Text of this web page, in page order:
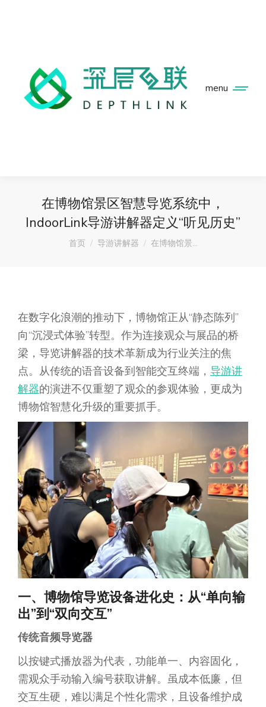
menu
在博物馆景区智慧导览系统中，
IndoorLink导游讲解器定义“听见历史”
您在这里：
首页 导游讲解器 在博物馆景…
在数字化浪潮的推动下，博物馆正从“静态陈列”
向“沉浸式体验”转型。作为连接观众与展品的桥
梁，导览讲解器的技术革新成为行业关注的焦
点。从传统的语音设备到智能交互终端， 导游讲
解器的演进不仅重塑了观众的参观体验，更成为
博物馆智慧化升级的重要抓手。
一、博物馆导览设备进化史：从“单向输
出”到“双向交互”
传统音频导览器
以按键式播放器为代表，功能单一、内容固化，
需观众手动输入编号获取讲解。虽成本低廉，但
交互生硬，难以满足个性化需求，且设备维护成